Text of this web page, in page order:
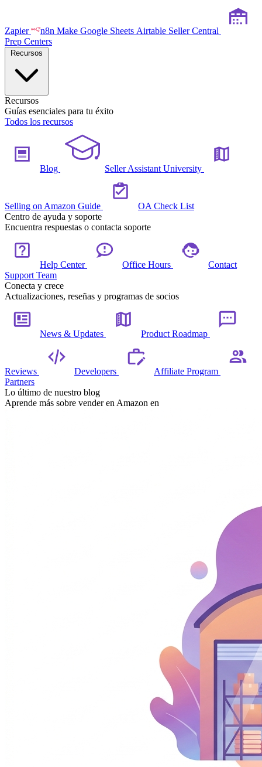
Zapier n8n Make Google Sheets Airtable Seller Central
Prep Centers
Recursos
Guías esenciales para tu éxito
Todos los recursos
Blog Seller Assistant University
Selling on Amazon Guide
OA Check List
Centro de ayuda y soporte
Encuentra respuestas o contacta soporte
Help Center Office Hours
Contact
Support Team
Conecta y crece
Actualizaciones, reseñas y programas de socios
News & Updates Product Roadmap
Reviews Developers
Affiliate Program
Partners
Lo último de nuestro blog
Aprende más sobre vender en Amazon en